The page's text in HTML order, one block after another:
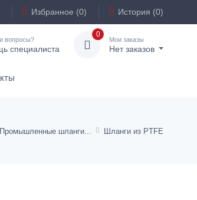
Избранное (0) История (0)
вопросы?
специалиста
0
Мои заказы
Нет заказов
Промышленные шланги Шланги из PTFE